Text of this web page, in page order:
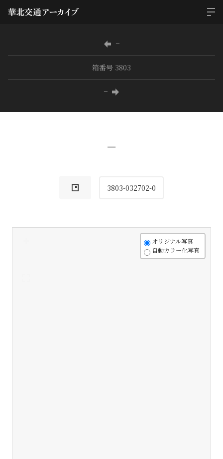
−
箱番号 3803
−
−
3803-032702-0
オリジナル写真
自動カラー化写真